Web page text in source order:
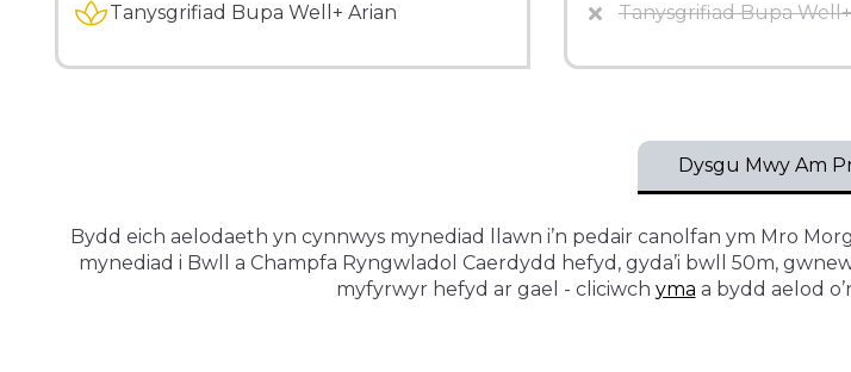
Tanysgrifiad Bupa Well+ Arian Tanysgrifiad Bupa
Dysgu Mwy Am
Bydd eich aelodaeth yn cynnwys mynediad llawn i’n pedair canolfan ym Mro
mynediad i Bwll a Champfa Ryngwladol Caerdydd hefyd, gyda’i bwll 50m,
myfyrwyr hefyd ar gael - cliciwch yma a bydd aelod